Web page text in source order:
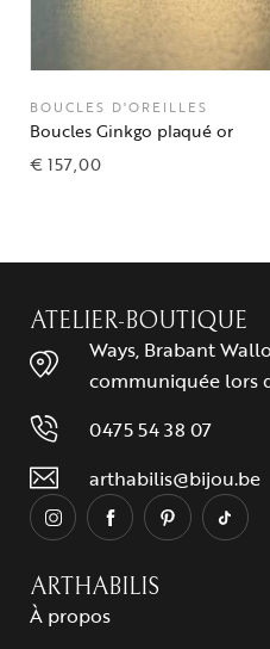
BOUCLES D'OREILLES
Boucles Ginkgo plaqué or
€157,00
ATELIER-BOUTIQUE
Ways, Brabant
communiquée lors
0475 54 38 07
arthabilis@bijou.be
ARTHABILIS
À propos